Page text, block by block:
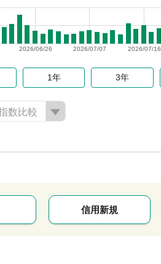
2026/07/16
2026/07/07
2026/06/26
1年 3年
数比較
信用新規